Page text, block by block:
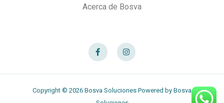
Acerca de Bosva
F
a
c
e
k
-
I
n
s
t
a
m
Copyright © 2026 Bosva Soluciones Powered by Bosva